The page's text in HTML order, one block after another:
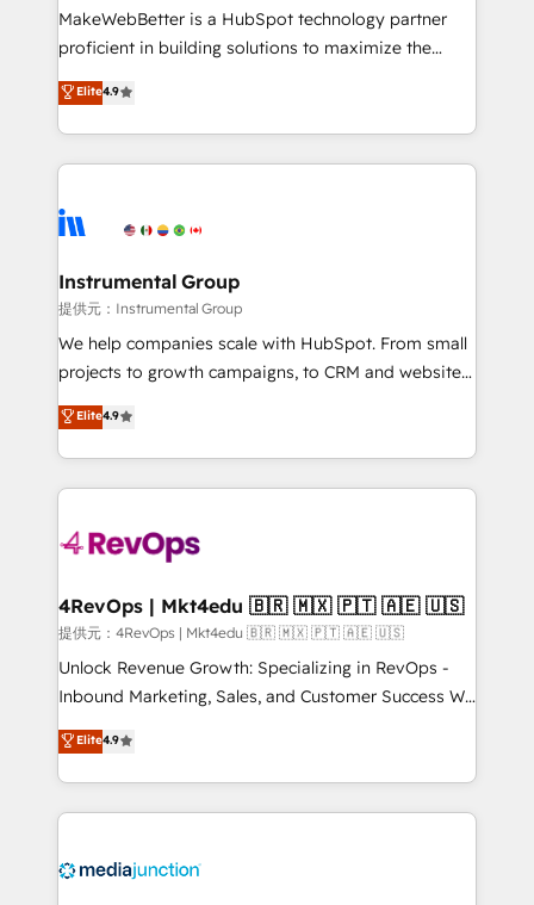
starting at $1,5k 💵 - Speed: Launch in 14 days ⚡ -
Global: 75+ RPers across five continents 🌐 - Scale:
HubSpot Partner 🪴 - Sales Hub: More
implementations than any other Partner 💻 -
agency for an Ops problem. Don't hire a technical
agency for a growth problem. Hire a partner built to
MakeWebBetter is a HubSpot technology partner
proficient in building solutions to maximize the
operational efficiency of HubSpot. The fastest-
growing tech-enabler & facilitator, MakeWebBetter,
hands you the blend of HubSpot expertise &
eminent solutions & integrations. Trust us to
Elite Partners with 10+ years of HubSpot experience
Premier Partner 2023 🌟5 HubSpot Accreditations 🌟
Won HubSpot Theme Challenge 2021 🌟INBOUND’19
HubSpot Rising Star Why us? Harnessing the full
potential of the powerful HubSpot CRM. ✔️A team of
HubSpot experience ✔️Flexible pricing models —
Hourly-fee (assigned one Dedicated HubSpot
requirement). ✔️Helped over 25,000+ customers so
far with our HubSpot solutions. ✔️Bespoke apps &
on-demand bundle services. Connect with us today!
Elite4.9
Instrumental Group
提供元：Instrumental Group
We help companies scale with HubSpot. From small
projects to growth campaigns, to CRM and websites.
Hire an agency that's experienced in every inch of
HubSpot and willing to work hand-in-hand with your
team to simplify the complex and build a better
experience for your team and customers.
Elite4.9
4RevOps | Mkt4edu 🇧🇷 🇲🇽 🇵🇹 🇦🇪 🇺🇸
提供元：4RevOps | Mkt4edu 🇧🇷 🇲🇽 🇵🇹 🇦🇪 🇺🇸
Unlock Revenue Growth: Specializing in RevOps -
Inbound Marketing, Sales, and Customer Success We
specialize in driving revenue growth for companies
across industries through tailored marketing, sales,
and customer success strategies, utilizing RevOps
methodologies. As Latin America's largest HubSpot
offer unparalleled insights. Operating in five
Elite4.9